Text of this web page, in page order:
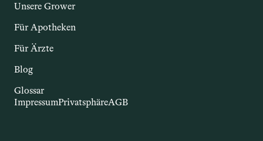
Cannabinoide – potenzielle Effekte auf
das Immunsystem und entzündliche
Unsere Grower
Für Apotheken
Für Ärzte
Blog
Glossar
ImpressumPrivatsphäreAGB